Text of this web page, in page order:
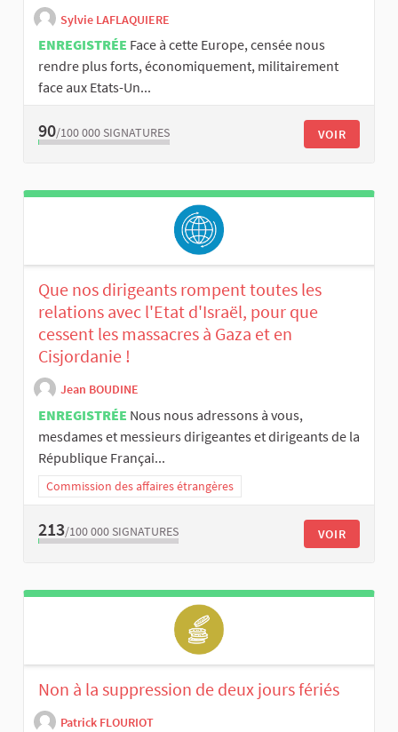
Sylvie LAFLAQUIERE
ENREGISTRÉE Face à cette Europe, censée nous
rendre plus forts, économiquement, militairement
face aux Etats-Un...
90/100 000 SIGNATURES VOIR
Que nos dirigeants rompent toutes les
relations avec l'Etat d'Israël, pour que
cessent les massacres à Gaza et en
Cisjordanie !
Jean BOUDINE
ENREGISTRÉE Nous nous adressons à vous,
mesdames et messieurs dirigeantes et dirigeants de la
République Françai...
Commission des affaires étrangères
213/100 000 SIGNATURES VOIR
Non à la suppression de deux jours fériés
Patrick FLOURIOT